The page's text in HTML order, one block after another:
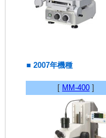
■ 2007年機種
[ MM-400 ]